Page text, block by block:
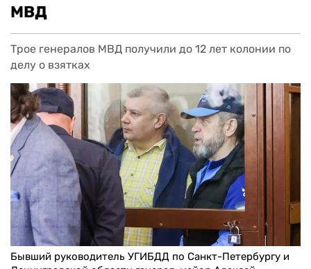
МВД
Трое генералов МВД получили до 12 лет колонии по
делу о взятках
Бывший руководитель УГИБДД по Санкт-Петербургу и